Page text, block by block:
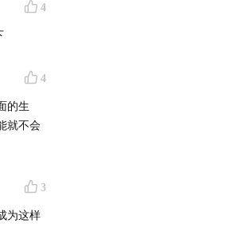
4
4
的生
就不会
3
为这样